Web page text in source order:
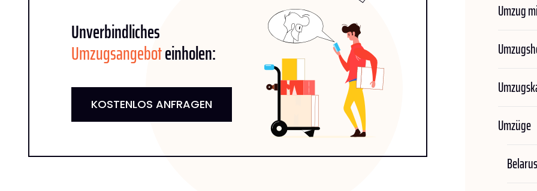
Unverbindliches
Umzugsangeboteinholen:
KOSTENLOS ANFRAGEN
Umzug
Umzüge
Belarus